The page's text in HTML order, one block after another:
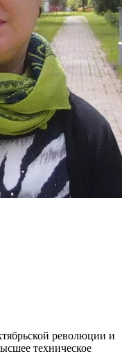
революции и
техническое